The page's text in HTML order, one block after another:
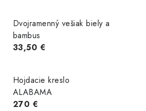
Dvojramenný vešiak biely a
bambus
33,50 €
Hojdacie kreslo
ALABAMA
270 €